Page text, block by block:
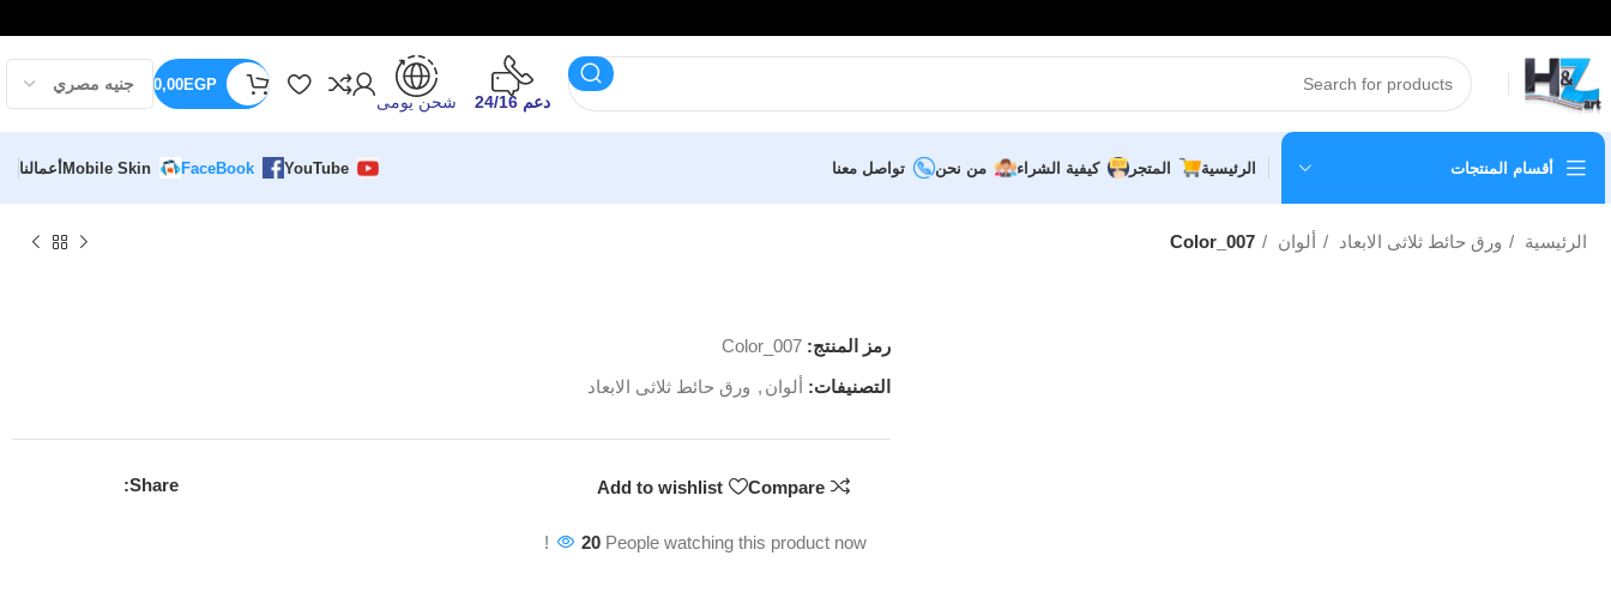
دعم 24/16 شحن يومى
0,00EGP
أقسام المنتجات الرئيسية المتجر كيفية الشراء من نحن تواصل معنا YouTube
FaceBook
Mobile Skinأعمالنا
الرئيسية ورق حائط ثلاثى الابعاد ألوان Color_007
رمز المنتج: Color_007
التصنيفات: ألوان , ورق حائط ثلاثى الابعاد
Compare
Add to wishlist
Share:
20 People watching this product now!